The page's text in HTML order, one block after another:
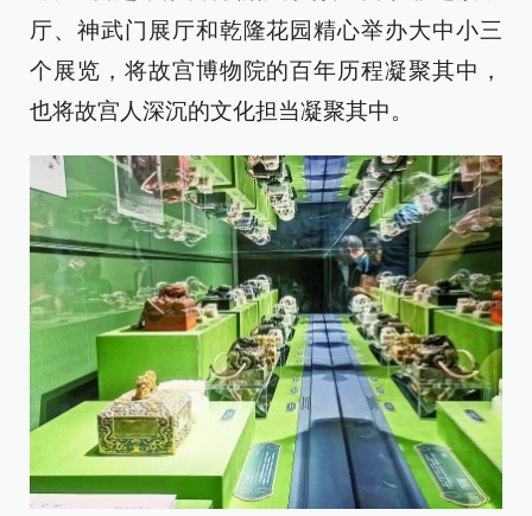
厅、神武门展厅和乾隆花园精心举办大中小三
个展览，将故宫博物院的百年历程凝聚其中，
也将故宫人深沉的文化担当凝聚其中。